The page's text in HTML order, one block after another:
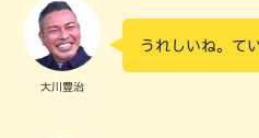
大川豊治
うれしいね。て